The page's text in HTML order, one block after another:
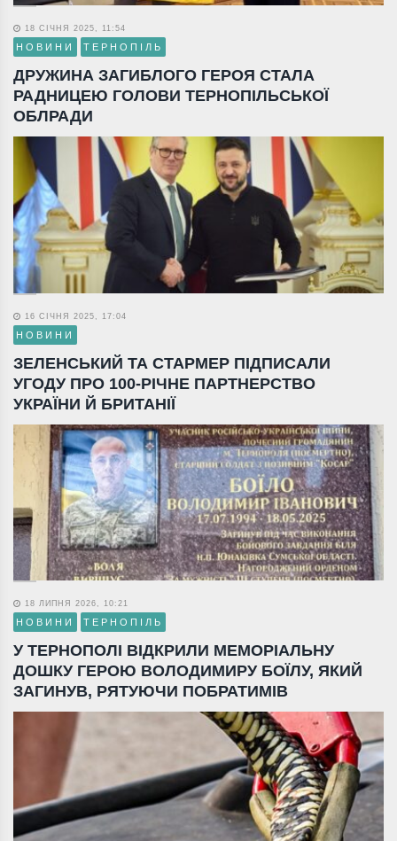
18 СІЧНЯ 2025, 11:54
НОВИНИ ТЕРНОПІЛЬ
ДРУЖИНА ЗАГИБЛОГО ГЕРОЯ СТАЛА
РАДНИЦЕЮ ГОЛОВИ ТЕРНОПІЛЬСЬКОЇ
ОБЛРАДИ
16 СІЧНЯ 2025, 17:04
НОВИНИ
ЗЕЛЕНСЬКИЙ ТА СТАРМЕР ПІДПИСАЛИ
УГОДУ ПРО 100-РІЧНЕ ПАРТНЕРСТВО
УКРАЇНИ Й БРИТАНІЇ
18 ЛИПНЯ 2026, 10:21
НОВИНИ ТЕРНОПІЛЬ
У ТЕРНОПОЛІ ВІДКРИЛИ МЕМОРІАЛЬНУ
ДОШКУ ГЕРОЮ ВОЛОДИМИРУ БОЇЛУ, ЯКИЙ
ЗАГИНУВ, РЯТУЮЧИ ПОБРАТИМІВ